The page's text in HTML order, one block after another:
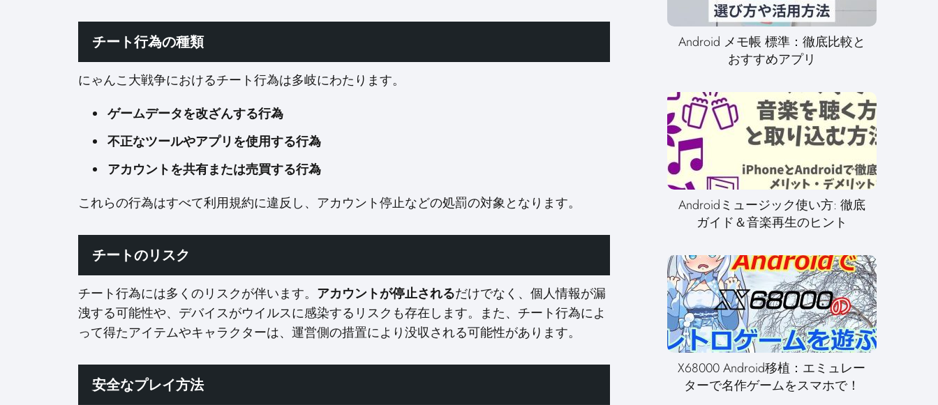
チート行為の種類
にゃんこ大戦争におけるチート行為は多岐にわたります。
ゲームデータを改ざんする行為
不正なツールやアプリを使用する行為
アカウントを共有または売買する行為
これらの行為はすべて利用規約に違反し、アカウント停止などの処罰の対象となります。
チートのリスク
チート行為には多くのリスクが伴います。 アカウントが停止されるだけでなく、個人情報が漏
洩する可能性や、デバイスがウイルスに感染するリスクも存在します。また、チート行為によ
って得たアイテムやキャラクターは、運営側の措置により没収される可能性があります。
安全なプレイ方法
Android メモ帳 標準：徹底比較と
おすすめアプリ
Androidミュージック使い方: 徹底
ガイド＆音楽再生のヒント
X68000 Android移植：エミュレー
ターで名作ゲームをスマホで！